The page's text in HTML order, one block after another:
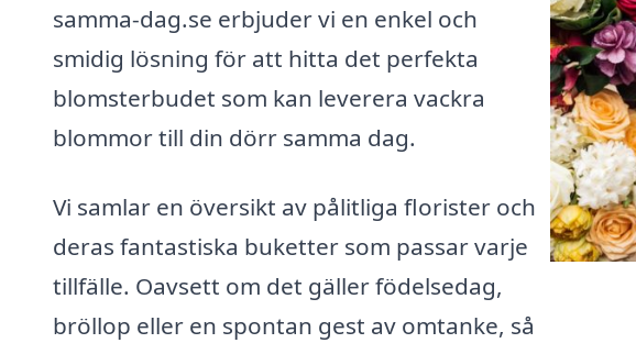
samma-dag.se erbjuder vi en enkel och
smidig lösning för att hitta det perfekta
blomsterbudet som kan leverera vackra
blommor till din dörr samma dag.
Vi samlar en översikt av pålitliga florister och
deras fantastiska buketter som passar varje
tillfälle. Oavsett om det gäller födelsedag,
bröllop eller en spontan gest av omtanke, så